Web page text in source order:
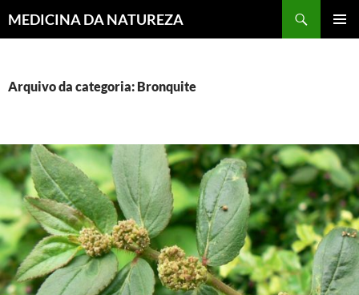
MEDICINA DA NATUREZA
CONTEÚDO
Arquivo da categoria: Bronquite